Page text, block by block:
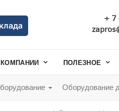
+ 7
ПОЛЕЗНОЕ
Оборудование